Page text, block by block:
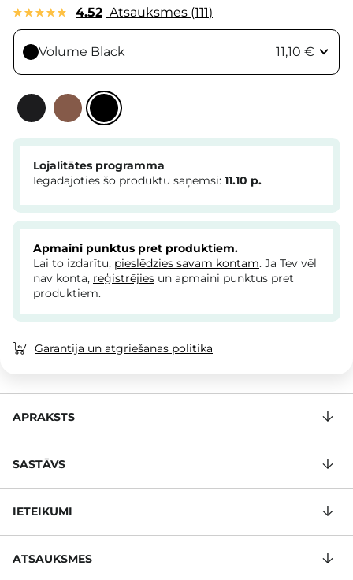
4.52 Atsauksmes 111
Volume Black 11,10 €
Lojalitātes programma
Iegādājoties šo produktu saņemsi: 11.10 p.
Apmaini punktus pret produktiem.
Lai to izdarītu, pieslēdzies savam kontam. Ja Tev vēl
nav konta, reģistrējies un apmaini punktus pret
produktiem.
Garantija un atgriešanas politika
APRAKSTS
SASTĀVS
IETEIKUMI
ATSAUKSMES